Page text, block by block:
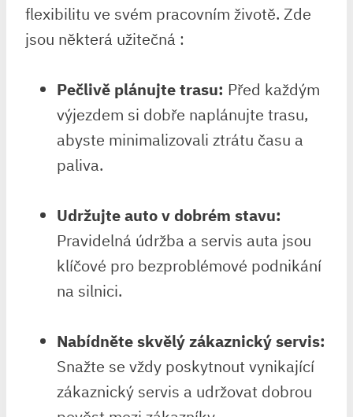
flexibilitu ve svém pracovním životě. Zde
jsou některá užitečná :
Pečlivě plánujte trasu: Před každým
výjezdem si dobře naplánujte trasu,
abyste minimalizovali ztrátu času a
paliva.
Udržujte auto v dobrém stavu:
Pravidelná údržba a servis auta jsou
klíčové pro bezproblémové podnikání
na silnici.
Nabídněte skvělý zákaznický servis:
Snažte se vždy poskytnout vynikající
zákaznický servis a udržovat dobrou